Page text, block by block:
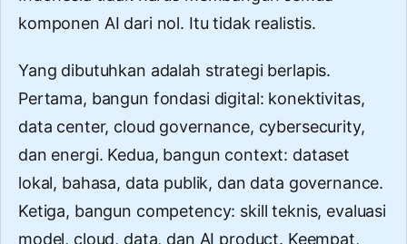
komponen AI dari nol. Itu tidak realistis.
Yang dibutuhkan adalah strategi berlapis.
Pertama, bangun fondasi digital: konektivitas,
data center, cloud governance, cybersecurity,
dan energi. Kedua, bangun context: dataset
lokal, bahasa, data publik, dan data governance.
Ketiga, bangun competency: skill teknis, evaluasi
model, cloud, data, dan AI product. Keempat,